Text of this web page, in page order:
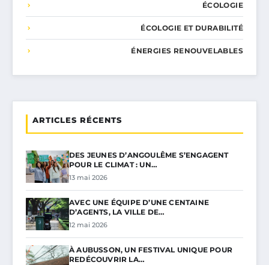
ÉCOLOGIE
ÉCOLOGIE ET DURABILITÉ
ÉNERGIES RENOUVELABLES
ARTICLES RÉCENTS
DES JEUNES D’ANGOULÊME S’ENGAGENT
POUR LE CLIMAT : UN…
13 mai 2026
AVEC UNE ÉQUIPE D’UNE CENTAINE
D’AGENTS, LA VILLE DE…
12 mai 2026
À AUBUSSON, UN FESTIVAL UNIQUE POUR
REDÉCOUVRIR LA…